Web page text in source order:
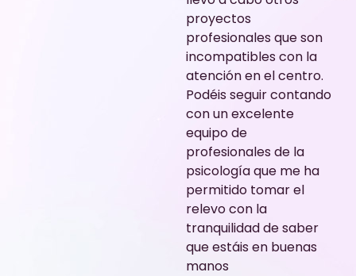
proyectos
profesionales que son
incompatibles con la
atención en el centro.
Podéis seguir contando
con un excelente
equipo de
profesionales de la
psicología que me ha
permitido tomar el
relevo con la
tranquilidad de saber
que estáis en buenas
manos